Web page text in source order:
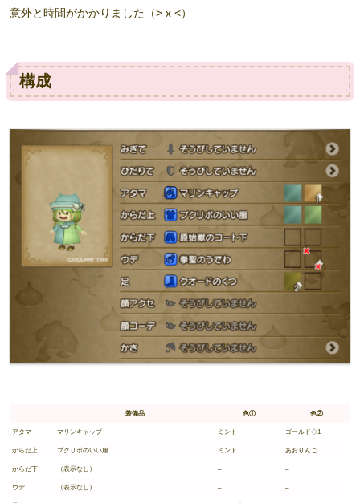
意外と時間がかかりました（> x <）
構成
装備品 色① 色②
アタマ マリンキャップ ミント ゴールド◇1
からだ上 プクリポのいい服 ミント あおりんご
からだ下 （表示なし） – –
ウデ （表示なし） – –